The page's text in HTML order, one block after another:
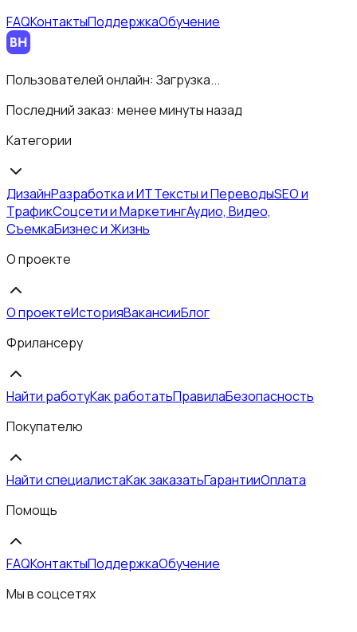
FAQКонтактыПоддержкаОбучение
Пользователей онлайн: Загрузка...
Последний заказ: менее минуты назад
Категории
ДизайнРазработка и ИТТексты и ПереводыSEO и
ТрафикСоцсети и МаркетингАудио, Видео,
СъемкаБизнес и Жизнь
О проекте
О проектеИсторияВакансииБлог
Фрилансеру
Найти работуКак работатьПравилаБезопасность
Покупателю
Найти специалистаКак заказатьГарантииОплата
Помощь
FAQКонтактыПоддержкаОбучение
Мы в соцсетях